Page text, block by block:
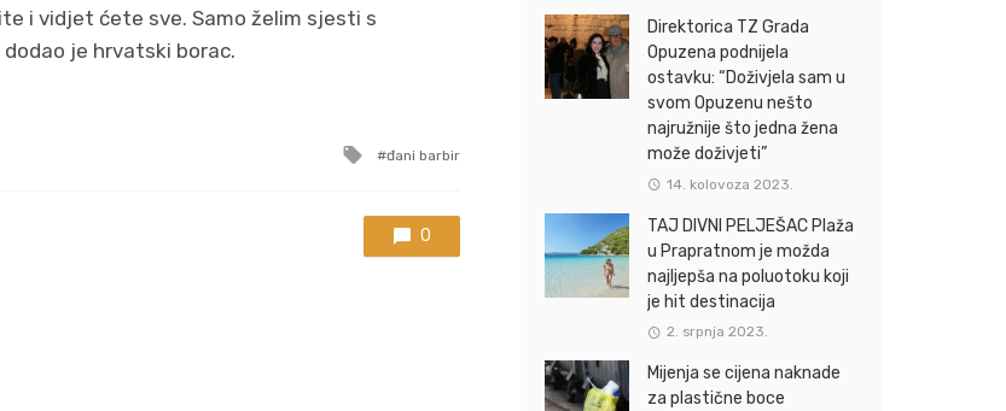
i vidjet ćete sve. Samo želim sjesti s
je hrvatski borac.
Tagged
đani barbir
0
Direktorica TZ Grada
Opuzena podnijela
ostavku: “Doživjela sam u
svom Opuzenu nešto
najružnije što jedna žena
može doživjeti”
14. kolovoza 2023.
TAJ DIVNI PELJEŠAC Plaža
u Prapratnom je možda
najljepša na poluotoku koji
je hit destinacija
2. srpnja 2023.
Mijenja se cijena naknade
za plastične boce